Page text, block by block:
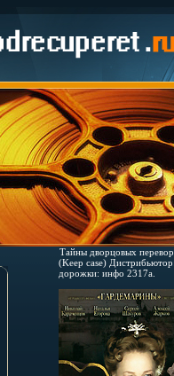
Тайны дворцовых
(Keep case)
дорожки: инфо 2317a.